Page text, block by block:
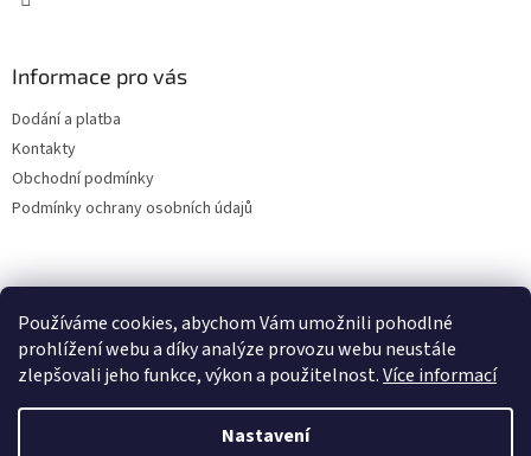
Používáme cookies, abychom Vám umožnili pohodlné
prohlížení webu a díky analýze provozu webu neustále
zlepšovali jeho funkce, výkon a použitelnost.Více informací
Nastavení
Informace pro vás
Dodání a platba
Kontakty
Obchodní podmínky
Podmínky ochrany osobních údajů
Vytvořil Shoptet